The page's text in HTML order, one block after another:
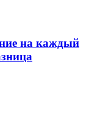
на каждый